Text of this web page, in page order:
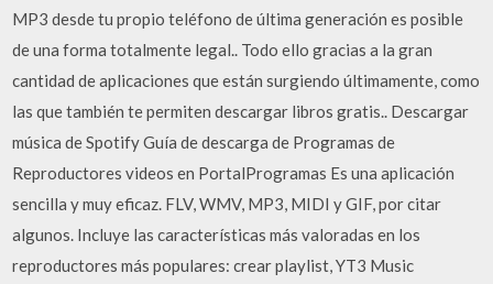
MP3 desde tu propio teléfono de última generación es posible
de una forma totalmente legal.. Todo ello gracias a la gran
cantidad de aplicaciones que están surgiendo últimamente, como
las que también te permiten descargar libros gratis.. Descargar
música de Spotify Guía de descarga de Programas de
Reproductores videos en PortalProgramas Es una aplicación
sencilla y muy eficaz. FLV, WMV, MP3, MIDI y GIF, por citar
algunos. Incluye las características más valoradas en los
reproductores más populares: crear playlist, YT3 Music